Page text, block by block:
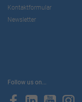
Kontaktformular
Newsletter
Follow us on...